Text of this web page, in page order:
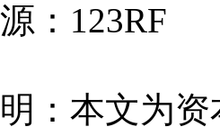
123RF
本文为资